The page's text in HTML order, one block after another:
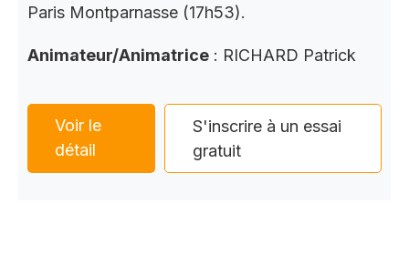
Paris Montparnasse (17h53).
Animateur/Animatrice : RICHARD Patrick
Voir le
détail
S'inscrire à un essai
gratuit